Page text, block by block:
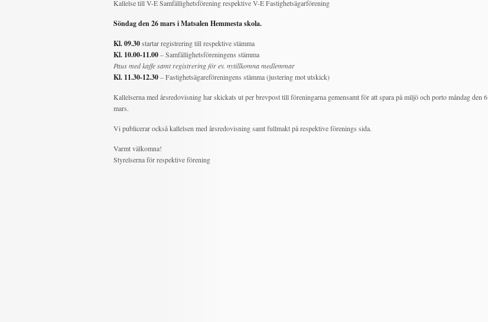
Kallelse till V-E Samfällighetsförening respektive V-E Fastighetsägarförening
Söndag den 26 mars i Matsalen Hemmesta skola.
Kl. 09.30startar registrering till respektive stämma
Kl. 10.00-11.00– Samfällighetsföreningens stämma
Paus med kaffe samt registrering för ev. nytillkomna medlemmar
Kl. 11.30-12.30– Fastighetsägareföreningens stämma (justering mot utskick)
Kallelserna med årsredovisning har skickats ut per brevpost till föreningarna gemensamt för att spara på miljö och porto måndag den 6
mars.
Vi publicerar också kallelsen med årsredovisning samt fullmakt på respektive förenings sida.
Varmt välkomna!
Styrelserna för respektive förening